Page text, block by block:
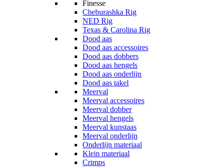
Finesse
Cheburashka Rig
NED Rig
Texas & Carolina Rig
Dood aas
Dood aas accessoires
Dood aas dobbers
Dood aas hengels
Dood aas onderlijn
Dood aas takel
Meerval
Meerval accessoires
Meerval dobber
Meerval hengels
Meerval kunstaas
Meerval onderlijn
Onderlijn materiaal
Klein materiaal
Crimps